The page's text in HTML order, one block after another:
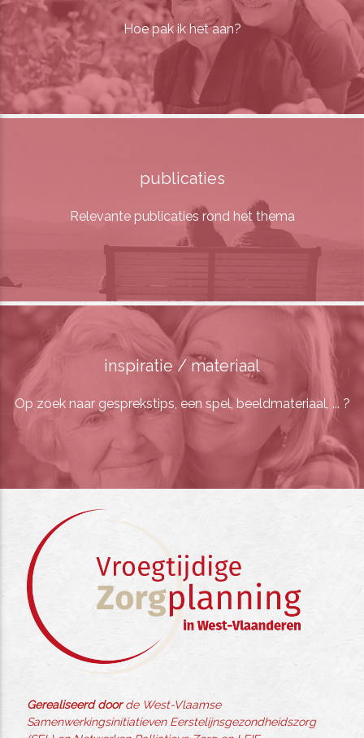
Hoe pak ik het aan?
publicaties
Relevante publicaties rond het thema
inspiratie / materiaal
Op zoek naar gesprekstips, een spel, beeldmateriaal, ... ?
Gerealiseerd doorde West-Vlaamse
Samenwerkingsinitiatieven Eerstelijnsgezondheidszorg